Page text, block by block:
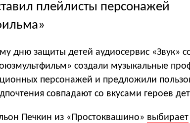
плейлисты персонажей
дню защиты детей аудиосервис «Звук»
создали музыкальные
персонажей и предложили
совпадают со вкусами героев
Печкин из «Простоквашино» выбирает